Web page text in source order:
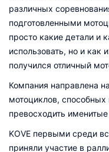
различных
подготовленными
просто какие детали и
использовать, но и как
получился отличный
Компания направлена
мотоциклов,
превосходить
KOVE первыми среди
приняли участие в